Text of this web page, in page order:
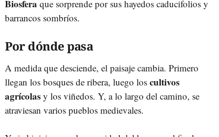
Biosfera que sorprende por sus hayedos caducifolios y
barrancos sombríos.
Por dónde pasa
A medida que desciende, el paisaje cambia. Primero
llegan los bosques de ribera, luego los cultivos
agrícolas y los viñedos. Y, a lo largo del camino, se
atraviesan varios pueblos medievales.